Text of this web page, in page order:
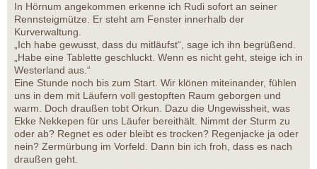
In Hörnum angekommen erkenne ich Rudi sofort an seiner
Rennsteigmütze. Er steht am Fenster innerhalb der
Kurverwaltung.
„Ich habe gewusst, dass du mitläufst“, sage ich ihn begrüßend.
„Habe eine Tablette geschluckt. Wenn es nicht geht, steige ich in
Westerland aus.“
Eine Stunde noch bis zum Start. Wir klönen miteinander, fühlen
uns in dem mit Läufern voll gestopften Raum geborgen und
warm. Doch draußen tobt Orkun. Dazu die Ungewissheit, was
Ekke Nekkepen für uns Läufer bereithält. Nimmt der Sturm zu
oder ab? Regnet es oder bleibt es trocken? Regenjacke ja oder
nein? Zermürbung im Vorfeld. Dann bin ich froh, dass es nach
draußen geht.